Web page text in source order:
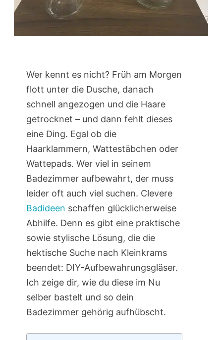
Wer kennt es nicht? Früh am Morgen
flott unter die Dusche, danach
schnell angezogen und die Haare
getrocknet – und dann fehlt dieses
eine Ding. Egal ob die
Haarklammern, Wattestäbchen oder
Wattepads. Wer viel in seinem
Badezimmer aufbewahrt, der muss
leider oft auch viel suchen. Clevere
Badideen schaffen glücklicherweise
Abhilfe. Denn es gibt eine praktische
sowie stylische Lösung, die die
hektische Suche nach Kleinkrams
beendet: DIY-Aufbewahrungsgläser.
Ich zeige dir, wie du diese im Nu
selber bastelt und so dein
Badezimmer gehörig aufhübscht.